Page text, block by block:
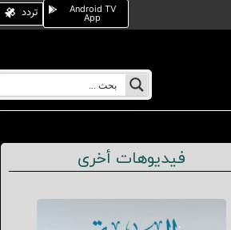
Android TV
App تردد
فيديوهات أخرى